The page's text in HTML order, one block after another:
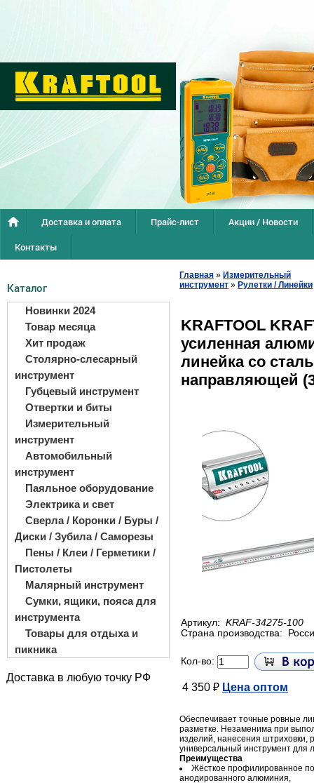
Доставка и оплата Прайс-лист
Акции / Новости
Контакты
Каталог
Новинки 2024
Товар месяца
Хит продаж
Столярно-слесарный
инструмент
Губцевый инструмент
Отвертки и биты
Измерительный
инструмент
Автомобильный
инструмент
Паяльное оборудование
Электрика и свет
Сверла / Коронки / Буры /
Диски / Зубила / Саморезы
Пены / Клеи / Герметики /
Пистолеты
Малярный инструмент
Сумки, ящики, пояса для
инструмента
Товары для отдыха и
пикника
Доставка в любую точку РФ
Главная » Измерительный
инструмент » Рулетки / Линейки
KRAFTOOL
усиленная
линейка со
направляющей
Артикул: KRAF-34275-100
Страна производства:
Кол-во:
4 350 ₽ Цена оптом
Обеспечивает точные ровные
разметке. Незаменима при
изделий, нанесения штриховки,
универсальный инструмент для
Преимущества
Жёсткое профилированное
анодированного алюминия,